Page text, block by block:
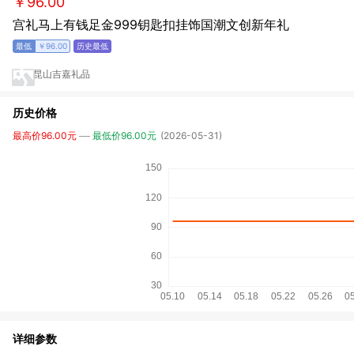
宫礼马上有钱足金999钥匙扣挂饰国潮文创新年礼
￥96.00
昆山吉嘉礼品
历史价格
最高价96.00元 最低价96.00元 (2026-05-31)
详细参数